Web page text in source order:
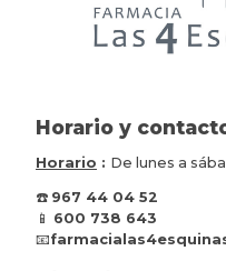
Horario y
Horario : De lunes a
☎️ 967 44 04 52
📱 600 738 643
📧